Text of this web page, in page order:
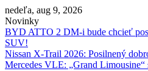
Skip
to
content
nedeľa, aug 9, 2026
Novinky
BYD ATTO 2 DM-i bude chcieť
SUV!
Nissan X‑Trail 2026: Posilnený
Mercedes VLE: „Grand Limousine“